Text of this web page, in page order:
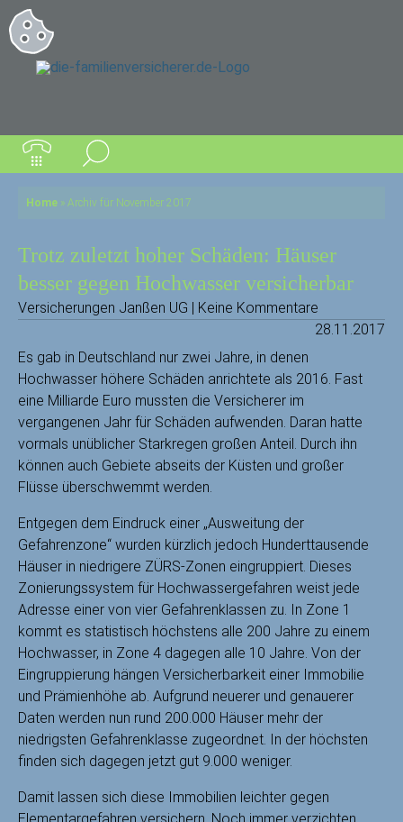
Home » Archiv für November 2017
Trotz zuletzt hoher Schäden: Häuser
besser gegen Hochwasser versicherbar
Versicherungen Janßen UG | Keine Kommentare
28.11.2017
Es gab in Deutschland nur zwei Jahre, in denen
Hochwasser höhere Schäden anrichtete als 2016. Fast
eine Milliarde Euro mussten die Versicherer im
vergangenen Jahr für Schäden aufwenden. Daran hatte
vormals unüblicher Starkregen großen Anteil. Durch ihn
können auch Gebiete abseits der Küsten und großer
Flüsse überschwemmt werden.
Entgegen dem Eindruck einer „Ausweitung der
Gefahrenzone“ wurden kürzlich jedoch Hunderttausende
Häuser in niedrigere ZÜRS-Zonen eingruppiert. Dieses
Zonierungssystem für Hochwassergefahren weist jede
Adresse einer von vier Gefahrenklassen zu. In Zone 1
kommt es statistisch höchstens alle 200 Jahre zu einem
Hochwasser, in Zone 4 dagegen alle 10 Jahre. Von der
Eingruppierung hängen Versicherbarkeit einer Immobilie
und Prämienhöhe ab. Aufgrund neuerer und genauerer
Daten werden nun rund 200.000 Häuser mehr der
niedrigsten Gefahrenklasse zugeordnet. In der höchsten
finden sich dagegen jetzt gut 9.000 weniger.
Damit lassen sich diese Immobilien leichter gegen